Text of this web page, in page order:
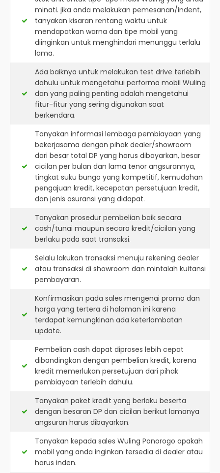
minati. jika anda melakukan pemesanan/indent,
tanyakan kisaran rentang waktu untuk
mendapatkan warna dan tipe mobil yang
diinginkan untuk menghindari menunggu terlalu
lama.
Ada baiknya untuk melakukan test drive terlebih
dahulu untuk mengetahui performa mobil Wuling
dan yang paling penting adalah mengetahui
fitur-fitur yang sering digunakan saat
berkendara.
Tanyakan informasi lembaga pembiayaan yang
bekerjasama dengan pihak dealer/showroom
dari besar total DP yang harus dibayarkan, besar
cicilan per bulan dan lama tenor angsurannya,
tingkat suku bunga yang kompetitif, kemudahan
pengajuan kredit, kecepatan persetujuan kredit,
dan jenis asuransi yang didapat.
Tanyakan prosedur pembelian baik secara
cash/tunai maupun secara kredit/cicilan yang
berlaku pada saat transaksi.
Selalu lakukan transaksi menuju rekening dealer
atau transaksi di showroom dan mintalah kuitansi
pembayaran.
Konfirmasikan pada sales mengenai promo dan
harga yang tertera di halaman ini karena
terdapat kemungkinan ada keterlambatan
update.
Pembelian cash dapat diproses lebih cepat
dibandingkan dengan pembelian kredit, karena
kredit memerlukan persetujuan dari pihak
pembiayaan terlebih dahulu.
Tanyakan paket kredit yang berlaku beserta
dengan besaran DP dan cicilan berikut lamanya
angsuran harus dibayarkan.
Tanyakan kepada sales Wuling Ponorogo apakah
mobil yang anda inginkan tersedia di dealer atau
harus inden.